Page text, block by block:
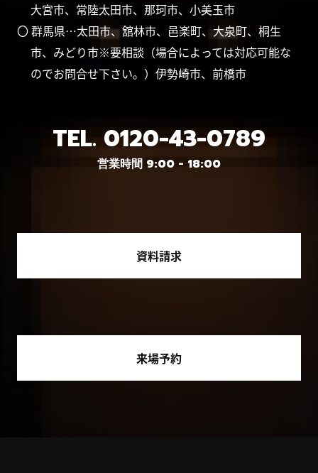
大宮市、常陸太田市、那珂市、小美玉市
〇 群馬県…太田市、舘林市、邑楽町、大泉町、桐生
市、みどり市※要相談（場合によっては対応可能な
のでお問合せ下さい。）伊勢崎市、前橋市
TEL. 0120-43-0789
営業時間 9:00 - 18:00
資料請求
来場予約